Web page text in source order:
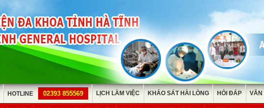
HOTLINE 02393 855569 LỊCH LÀM VIỆC KHẢO SÁT HÀI LÒNG HỎI ĐÁP VĂN